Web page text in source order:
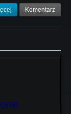
Komentarz